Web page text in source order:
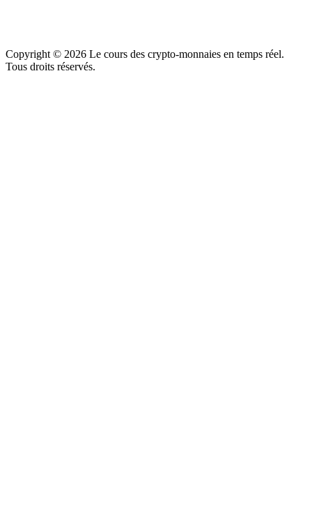
Copyright © 2026 Le cours des crypto-monnaies en temps réel.
Tous droits réservés.